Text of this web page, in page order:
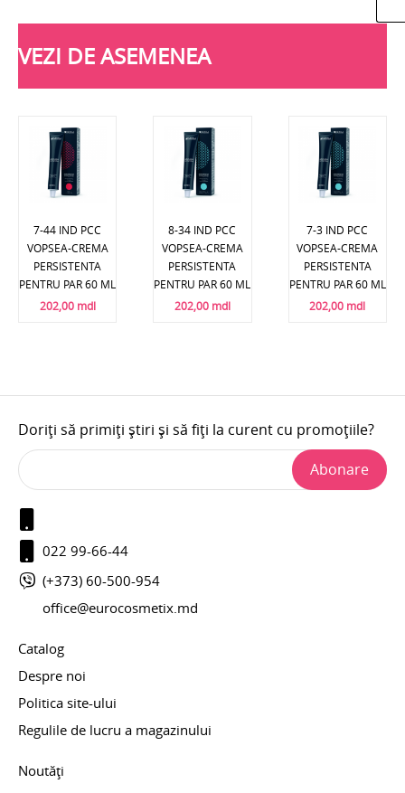
VEZI DE ASEMENEA
7-44 IND PCC
VOPSEA-CREMA
PERSISTENTA
PENTRU PAR 60 ML
202,00 mdl
8-34 IND PCC
VOPSEA-CREMA
PERSISTENTA
PENTRU PAR 60 ML
202,00 mdl
7-3 IND PCC
VOPSEA-CREMA
PERSISTENTA
PENTRU PAR 60 ML
202,00 mdl
Doriți să primiți știri și să fiți la curent cu promoțiile?
Abonare
022 99-66-44
(+373) 60-500-954
office@eurocosmetix.md
Catalog
Despre noi
Politica site-ului
Regulile de lucru a magazinului
Noutăți